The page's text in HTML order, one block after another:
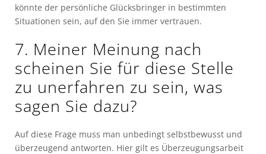
könnte der persönliche Glücksbringer in bestimmten
Situationen sein, auf den Sie immer vertrauen.
7. Meiner Meinung nach
scheinen Sie für diese Stelle
zu unerfahren zu sein, was
sagen Sie dazu?
Auf diese Frage muss man unbedingt selbstbewusst und
überzeugend antworten. Hier gilt es Überzeugungsarbeit